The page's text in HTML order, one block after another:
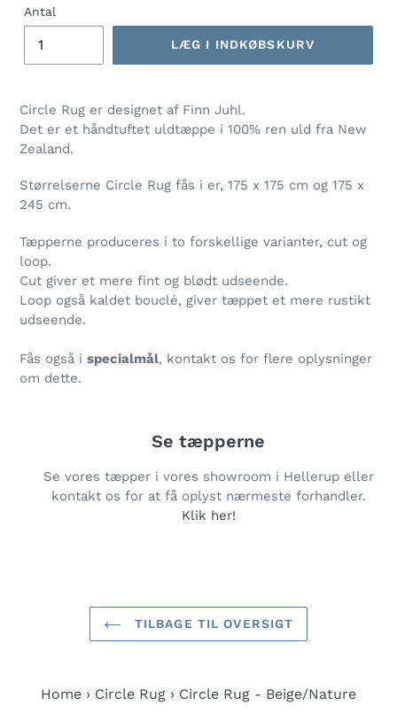
Antal
LÆG I INDKØBSKURV
produkt
i
din
Circle Rug er designet af Finn Juhl.
Det er et håndtuftet uldtæppe i 100% ren uld fra New
Zealand.
Størrelserne Circle Rug fås i er, 175 x 175 cm og 175 x
245 cm.
Tæpperne produceres i to forskellige varianter, cut og
loop.
Cut giver et mere fint og blødt udseende.
Loop også kaldet bouclé, giver tæppet et mere rustikt
udseende.
Fås også i specialmål, kontakt os for flere oplysninger
om dette.
Se tæpperne
Se vores tæpper i vores showroom i Hellerup eller
kontakt os for at få oplyst nærmeste forhandler.
Klik her!
TILBAGE TIL OVERSIGT
Home › Circle Rug › Circle Rug - Beige/Nature